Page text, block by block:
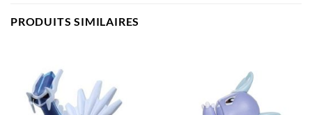
PRODUITS SIMILAIRES